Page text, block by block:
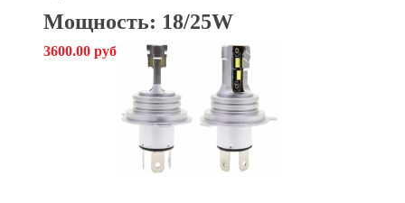
Мощность: 18/25W
3600.00 руб